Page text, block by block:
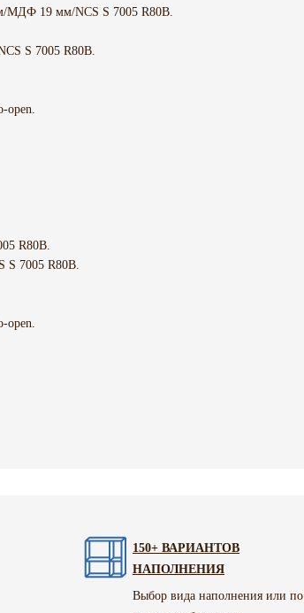
19 мм/NCS S 7005 R80B.
S 7005 R80B.
open.
R80B.
7005 R80B.
open.
150+ ВАРИАНТОВ
НАПОЛНЕНИЯ
Выбор вида наполнения или по